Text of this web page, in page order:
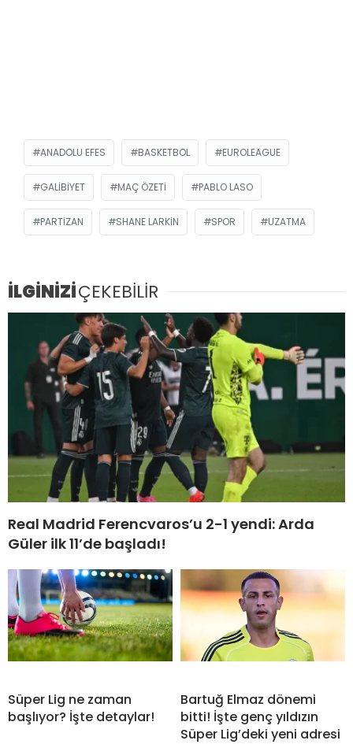
ANADOLU EFES BASKETBOL EUROLEAGUE
GALIBIYET MAÇ ÖZETI PABLO LASO
PARTIZAN SHANE LARKIN SPOR UZATMA
İLGİNİZİÇEKEBİLİR
Real Madrid Ferencvaros’u 2-1 yendi: Arda
Güler ilk 11’de başladı!
Süper Lig ne zaman
başlıyor? İşte detaylar!
Bartuğ Elmaz dönemi
bitti! İşte genç yıldızın
Süper Lig’deki yeni adresi